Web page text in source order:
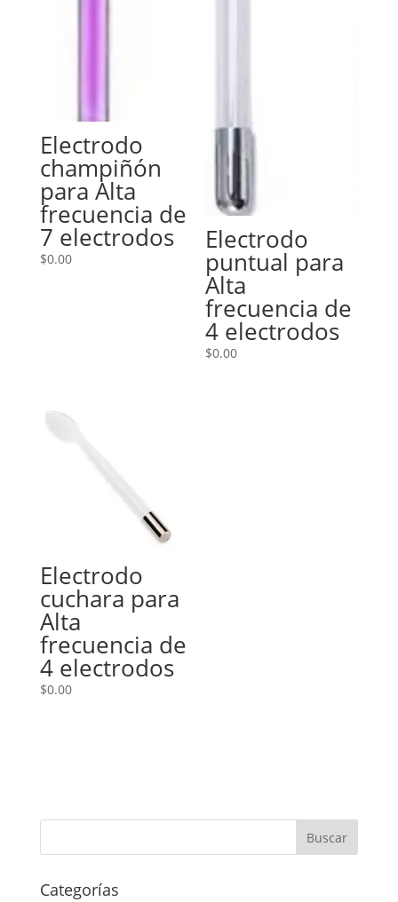
Electrodo
champiñón
para Alta
frecuencia de
7 electrodos
$0.00
Electrodo
puntual para
Alta
frecuencia de
4 electrodos
$0.00
Electrodo
cuchara para
Alta
frecuencia de
4 electrodos
$0.00
Categorías